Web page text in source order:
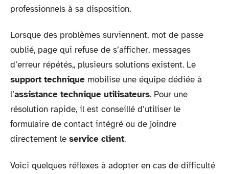
professionnels à sa disposition.
Lorsque des problèmes surviennent, mot de passe
oublié, page qui refuse de s’afficher, messages
d’erreur répétés,, plusieurs solutions existent. Le
support technique mobilise une équipe dédiée à
l’assistance technique utilisateurs. Pour une
résolution rapide, il est conseillé d’utiliser le
formulaire de contact intégré ou de joindre
directement le service client.
Voici quelques réflexes à adopter en cas de difficulté